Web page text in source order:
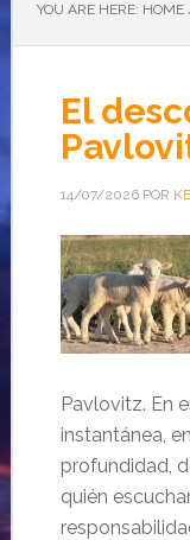
YOU ARE HERE: HOME
El
14/07/2026POR
Pavlovitz. En
instantánea,
profundidad,
quién